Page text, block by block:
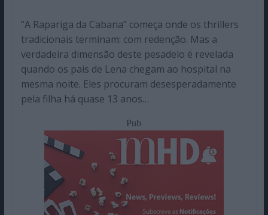
“A Rapariga da Cabana” começa onde os thrillers
tradicionais terminam: com redenção. Mas a
verdadeira dimensão deste pesadelo é revelada
quando os pais de Lena chegam ao hospital na
mesma noite. Eles procuram desesperadamente
pela filha há quase 13 anos…
Pub